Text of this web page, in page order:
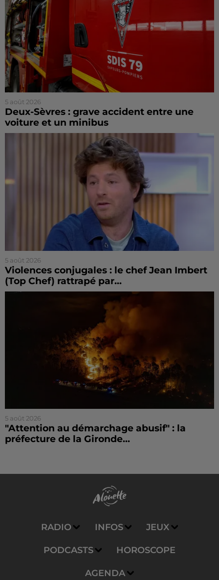
5 août 2026
Deux-Sèvres : grave accident entre une
voiture et un minibus
5 août 2026
Violences conjugales : le chef Jean Imbert
(Top Chef) rattrapé par...
5 août 2026
"Attention au démarchage abusif" : la
préfecture de la Gironde...
RADIO INFOS JEUX
PODCASTS HOROSCOPE
AGENDA